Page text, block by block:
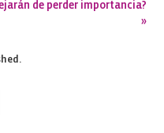
de perder importancia?
»